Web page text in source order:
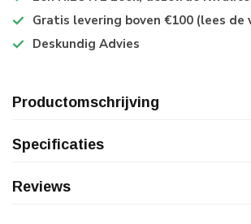
Gratis levering boven €100 (lees de
Deskundig Advies
Productomschrijving
Specificaties
Reviews